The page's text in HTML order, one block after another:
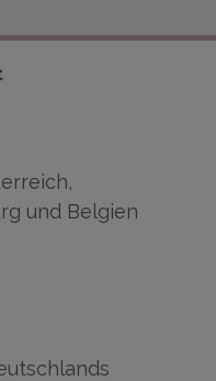
und Belgien